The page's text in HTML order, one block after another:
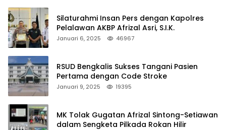
Silaturahmi Insan Pers dengan Kapolres
Pelalawan AKBP Afrizal Asri, S.I.K.
Januari 6, 2025 46967
RSUD Bengkalis Sukses Tangani Pasien
Pertama dengan Code Stroke
Januari 9, 2025 19395
MK Tolak Gugatan Afrizal Sintong-Setiawan
dalam Sengketa Pilkada Rokan Hilir